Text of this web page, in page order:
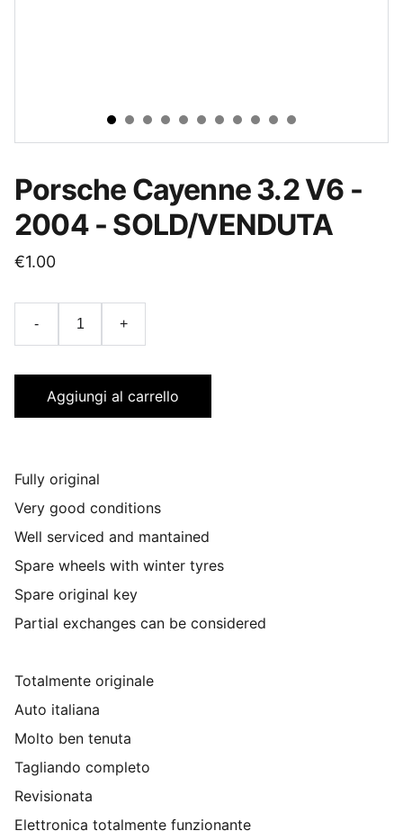
Porsche Cayenne 3.2 V6 -
2004 - SOLD/VENDUTA
€1.00
- +
Aggiungi al carrello
Fully original
Very good conditions
Well serviced and mantained
Spare wheels with winter tyres
Spare original key
Partial exchanges can be considered
Totalmente originale
Auto italiana
Molto ben tenuta
Tagliando completo
Revisionata
Elettronica totalmente funzionante